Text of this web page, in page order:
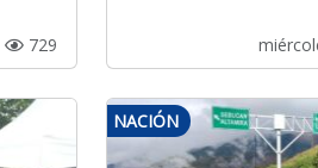
729
NACIÓN